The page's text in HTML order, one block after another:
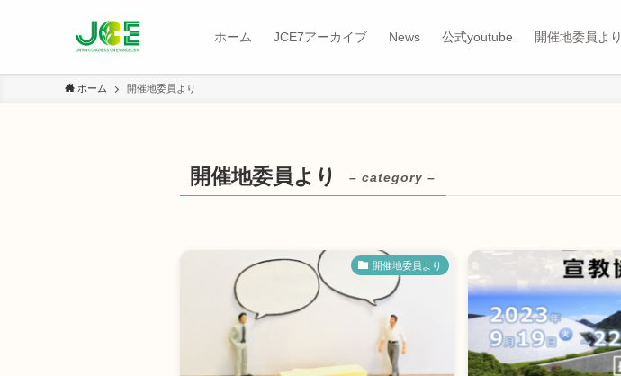
ホーム JCE7アーカイブ News 公式youtube 開催地委員より
ホーム 開催地委員より
開催地委員より – category –
開催地委員より